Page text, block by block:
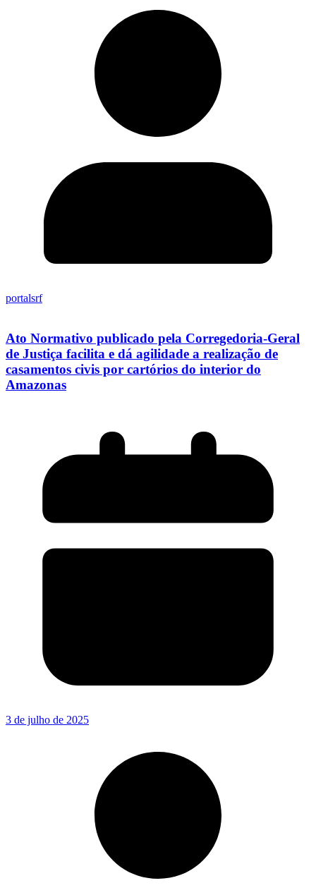
portalsrf
Ato Normativo publicado pela Corregedoria-Geral
de Justiça facilita e dá agilidade a realização de
casamentos civis por cartórios do interior do
Amazonas
3 de julho de 2025